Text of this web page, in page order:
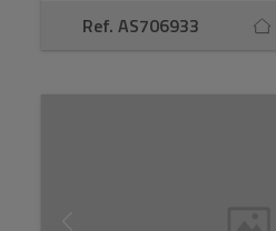
Ref. AS706933